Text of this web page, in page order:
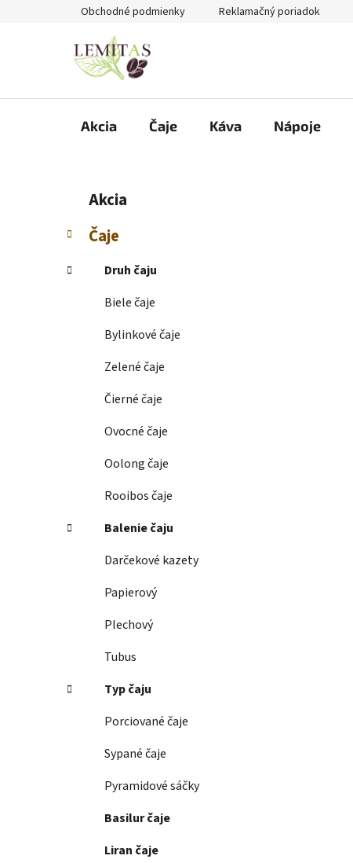
Obchodné podmienky Reklamačný poriadok
Akcia Čaje Káva Nápoje
č
ý
Preskočiť
kategórie
t
e
ó
Akcia
Čaje
Druh čaju
Biele čaje
Bylinkové čaje
Zelené čaje
Čierné čaje
Ovocné čaje
Oolong čaje
Rooibos čaje
Balenie čaju
Darčekové kazety
Papierový
Plechový
Tubus
Typ čaju
Porciované čaje
Sypané čaje
Pyramidové sáčky
Basilur čaje
Liran čaje